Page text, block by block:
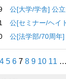
公[大学/学舎] 公
公[セミナー/ヘイ
公[法学部/70周年
4 5 6 7 8 9 10 11 …